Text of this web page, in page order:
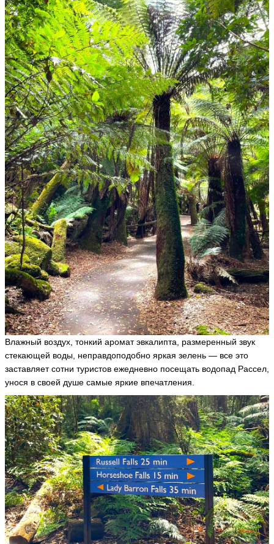
Влажный воздух, тонкий аромат эвкалипта, размеренный звук
стекающей воды, неправдоподобно яркая зелень — все это
заставляет сотни туристов ежедневно посещать водопад Рассел,
унося в своей душе самые яркие впечатления.